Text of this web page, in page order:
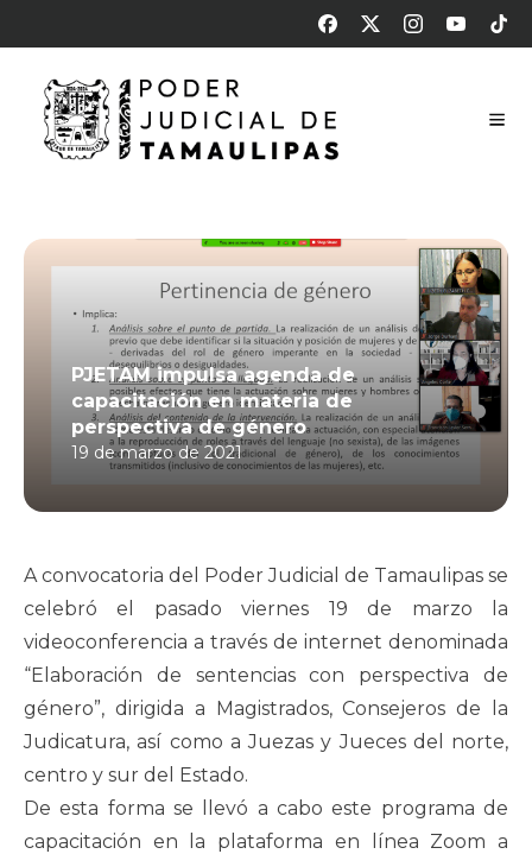
PJETAM impulsa agenda de
capacitación en materia de
perspectiva de género
19 de marzo de 2021
A convocatoria del Poder Judicial de Tamaulipas se
celebró el pasado viernes 19 de marzo la
videoconferencia a través de internet denominada
“Elaboración de sentencias con perspectiva de
género”, dirigida a Magistrados, Consejeros de la
Judicatura, así como a Juezas y Jueces del norte,
centro y sur del Estado.
De esta forma se llevó a cabo este programa de
capacitación en la plataforma en línea Zoom a